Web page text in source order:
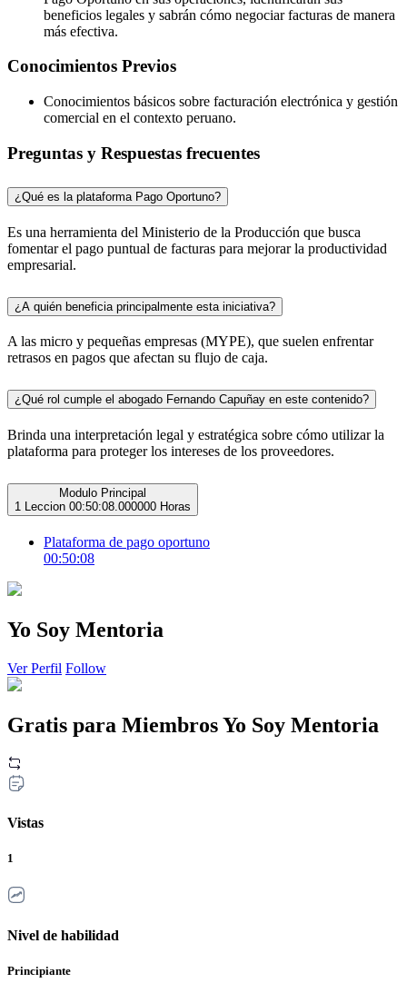
beneficios legales y sabrán cómo negociar facturas de manera
más efectiva.
Conocimientos Previos
Conocimientos básicos sobre facturación electrónica y gestión
comercial en el contexto peruano.
Preguntas y Respuestas frecuentes
¿Qué es la plataforma Pago Oportuno?
Es una herramienta del Ministerio de la Producción que busca
fomentar el pago puntual de facturas para mejorar la productividad
empresarial.
¿A quién beneficia principalmente esta iniciativa?
A las micro y pequeñas empresas (MYPE), que suelen enfrentar
retrasos en pagos que afectan su flujo de caja.
¿Qué rol cumple el abogado Fernando Capuñay en este contenido?
Brinda una interpretación legal y estratégica sobre cómo utilizar la
plataforma para proteger los intereses de los proveedores.
Modulo Principal
1 Leccion 00:50:08.000000 Horas
Plataforma de pago oportuno
00:50:08
Yo Soy Mentoria
Ver Perfil Follow
Gratis para Miembros Yo Soy Mentoria
Vistas
1
Nivel de habilidad
Principiante